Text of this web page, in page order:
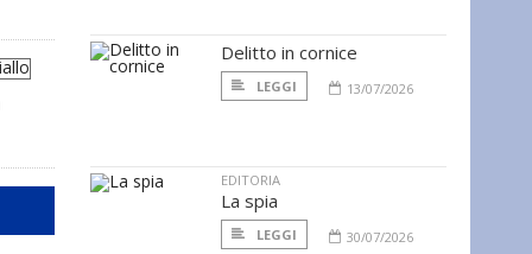
Delitto in cornice
LEGGI 13/07/2026
EDITORIA
La spia
LEGGI 30/07/2026